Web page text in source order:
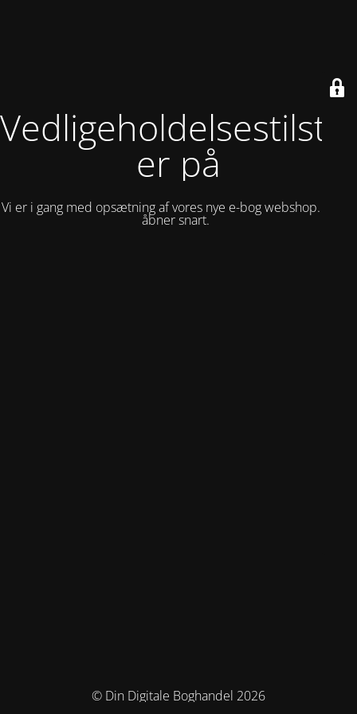
er på
Vi er i gang med opsætning af vores nye e-bog webshop. Siden
åbner snart.
© Din Digitale Boghandel 2026